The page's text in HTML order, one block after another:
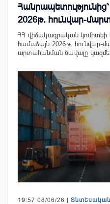
2026թ. հունվար-
ՀՀ վիճակագրական
համաձայն 2026թ. հունվար-
արտահանման ծավալը
19:57 08/06/26 | Տնտեսական